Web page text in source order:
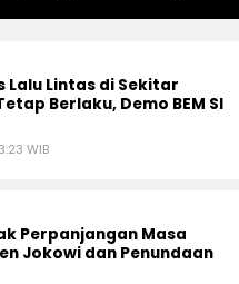
Lalu Lintas di Sekitar
Berlaku, Demo BEM SI
WIB
Perpanjangan Masa
Jokowi dan Penundaan